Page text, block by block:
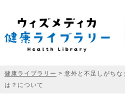
健康ライブラリー > 意外と不足しがちな
は？について